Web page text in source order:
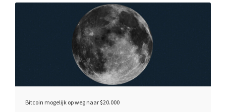
Bitcoin mogelijk op weg naar $20.000